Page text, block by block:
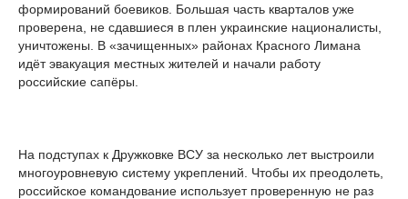
формирований боевиков. Большая часть кварталов уже
проверена, не сдавшиеся в плен украинские националисты,
уничтожены. В «зачищенных» районах Красного Лимана
идёт эвакуация местных жителей и начали работу
российские сапёры.
На подступах к Дружковке ВСУ за несколько лет выстроили
многоуровневую систему укреплений. Чтобы их преодолеть,
российское командование использует проверенную не раз